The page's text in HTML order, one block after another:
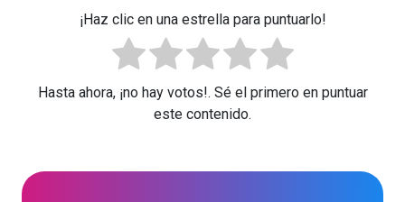
¡Haz clic en una estrella para puntuarlo!
Hasta ahora, ¡no hay votos!. Sé el primero en puntuar
este contenido.